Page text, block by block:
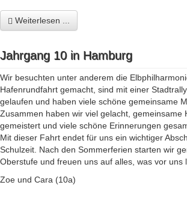
Weiterlesen ...
Jahrgang 10 in Hamburg
Wir besuchten unter anderem die
Hafenrundfahrt gemacht, sind mit einer
gelaufen und haben viele schöne gemeinsame
Zusammen haben wir viel gelacht, gemeinsame
gemeistert und viele schöne Erinnerungen
Mit dieser Fahrt endet für uns ein wichtiger
Schulzeit. Nach den Sommerferien starten wir
Oberstufe und freuen uns auf alles, was vor uns
Zoe und Cara (10a)